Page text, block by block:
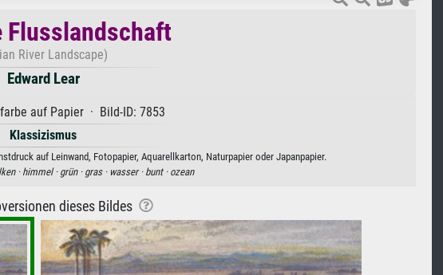
Flusslandschaft
River Landscape)
Edward Lear
auf Papier · Bild-ID: 7853
Klassizismus
auf Leinwand, Fotopapier, Aquarellkarton, Naturpapier oder Japanpapier.
· himmel · grün · gras · wasser · bunt · ozean
dieses Bildes